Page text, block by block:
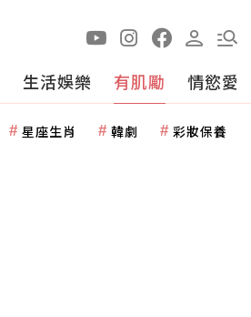
生活娛樂 有肌勵 情慾愛
星座生肖 韓劇 彩妝保養